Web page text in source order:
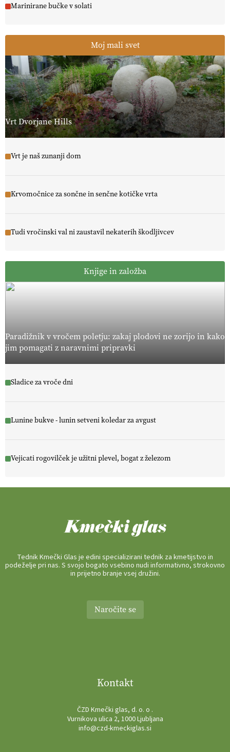
Marinirane bučke v solati
Moj mali svet
Vrt Dvorjane Hills
Vrt je naš zunanji dom
Krvomočnice za sončne in senčne kotičke vrta
Tudi vročinski val ni zaustavil nekaterih škodljivcev
Knjige in založba
Paradižnik v vročem poletju: zakaj plodovi ne zorijo in kako
jim pomagati z naravnimi pripravki
Sladice za vroče dni
Lunine bukve - lunin setveni koledar za avgust
Vejicati rogovilček je užitni plevel, bogat z železom
Tednik Kmečki Glas je edini specializirani tednik za kmetijstvo in
podeželje pri nas. S svojo bogato vsebino nudi informativno, strokovno
in prijetno branje vsej družini.
Naročite se
Kontakt
ČZD Kmečki glas, d. o. o .
Vurnikova ulica 2, 1000 Ljubljana
info@czd-kmeckiglas.si